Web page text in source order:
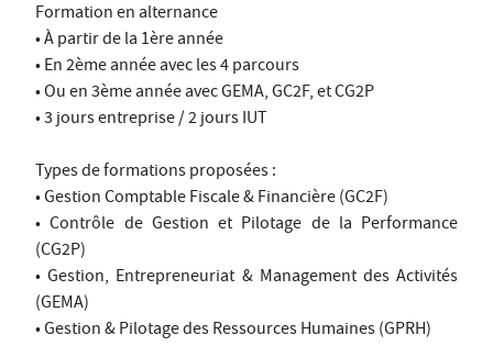
Formation en alternance
• À partir de la 1ère année
• En 2ème année avec les 4 parcours
• Ou en 3ème année avec GEMA, GC2F, et CG2P
• 3 jours entreprise / 2 jours IUT
Types de formations proposées :
• Gestion Comptable Fiscale & Financière (GC2F)
• Contrôle de Gestion et Pilotage de la Performance
(CG2P)
• Gestion, Entrepreneuriat & Management des Activités
(GEMA)
• Gestion & Pilotage des Ressources Humaines (GPRH)